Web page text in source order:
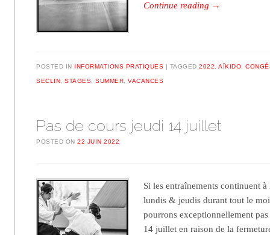
Continue reading →
POSTED IN INFORMATIONS PRATIQUES TAGGED2022 ,AÏKIDO ,
SECLIN ,STAGES ,SUMMER ,VACANCES
Pas de cours jeudi 14 juillet
POSTED ON22 JUIN 2022
Si les entraînements continuent
lundis & jeudis durant tout le
pourrons exceptionnellement
14 juillet en raison de la